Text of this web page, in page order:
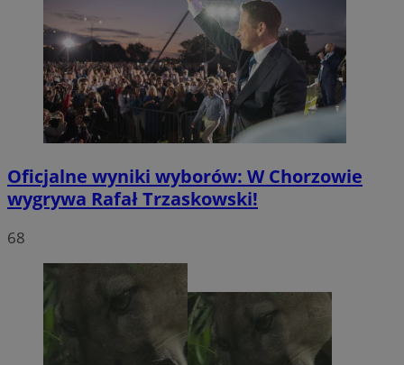
Oficjalne wyniki wyborów: W Chorzowie
wygrywa Rafał Trzaskowski!
68